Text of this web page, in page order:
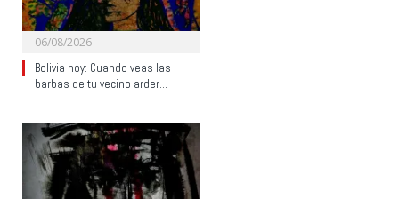
06/08/2026
Bolivia hoy: Cuando veas las
barbas de tu vecino arder…